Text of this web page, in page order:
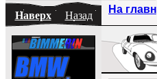
Наверх Назад
На